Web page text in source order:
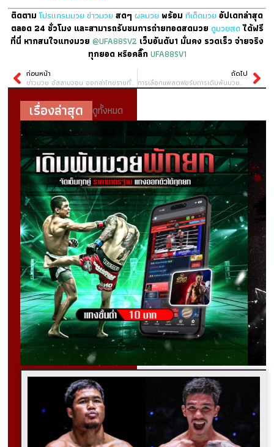
ติดตาม โปรแกรมมวย ข่าวมวย สดๆ ผลมวย พร้อม ทีเด็ดมวย อัปเดทล่าสุด
ตลอด 24 ชั่วโมง และสามารถรับชมการถ่ายทอดสดมวย ดูมวยสดได้ฟรี
ที่นี่ หากสนใจแทงมวย @UFA88SV2 เว็บอันดับ1 มั่นคง รวดเร็ว จ่ายจริง
ทุกยอด หรือคลิ๊กUFA88SV1
ก่อนหน้า
ข่าวมวย อัสลามจอน ออกล่าไทยรายที่ 6 มั่นใจผ่าน “ป้อมเพชร” ขยับโอกาสเข้าใกล้สัญญา ONE อีกก้าว
ถัดไป
การเลือกแพลตฟอร์มการเดิมพันมวยพักยก เว็บไทเกอร์711 คำแนะนำในการเลือกเว็บที่น่าเชื่อถือ
เรื่องล่าสุด ดูทั้งหมด